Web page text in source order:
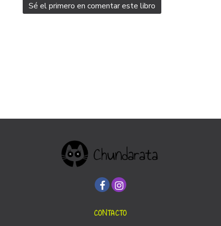
Sé el primero en comentar este libro
CONTACTO